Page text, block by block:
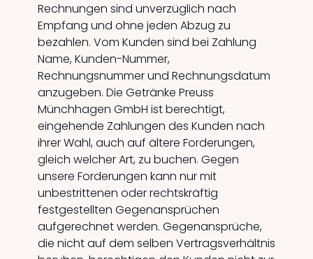
Rechnungen sind unverzüglich nach
Empfang und ohne jeden Abzug zu
bezahlen. Vom Kunden sind bei Zahlung
Name, Kunden-Nummer,
Rechnungsnummer und Rechnungsdatum
anzugeben. Die Getränke Preuss
Münchhagen GmbH ist berechtigt,
eingehende Zahlungen des Kunden nach
ihrer Wahl, auch auf ältere Forderungen,
gleich welcher Art, zu buchen. Gegen
unsere Forderungen kann nur mit
unbestrittenen oder rechtskräftig
festgestellten Gegenansprüchen
aufgerechnet werden. Gegenansprüche,
die nicht auf dem selben Vertragsverhältnis